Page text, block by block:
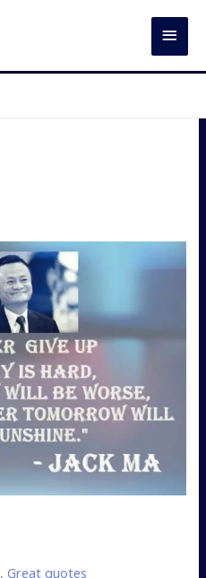
,Great quotes